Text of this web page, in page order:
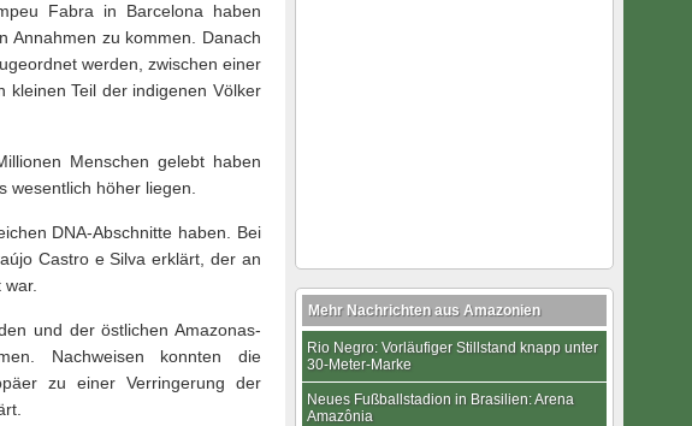
Fabra in Barcelona haben
Annahmen zu kommen. Danach
werden, zwischen einer
kleinen Teil der indigenen Völker
Menschen gelebt haben
höher liegen.
DNA-Abschnitte haben. Bei
Castro e Silva erklärt, der an
und der östlichen Amazonas-
Nachweisen konnten die
zu einer Verringerung der
Mehr Nachrichten aus Amazonien
Rio Negro: Vorläufiger Stillstand knapp unter
30-Meter-Marke
Neues Fußballstadion in Brasilien: Arena
Amazônia